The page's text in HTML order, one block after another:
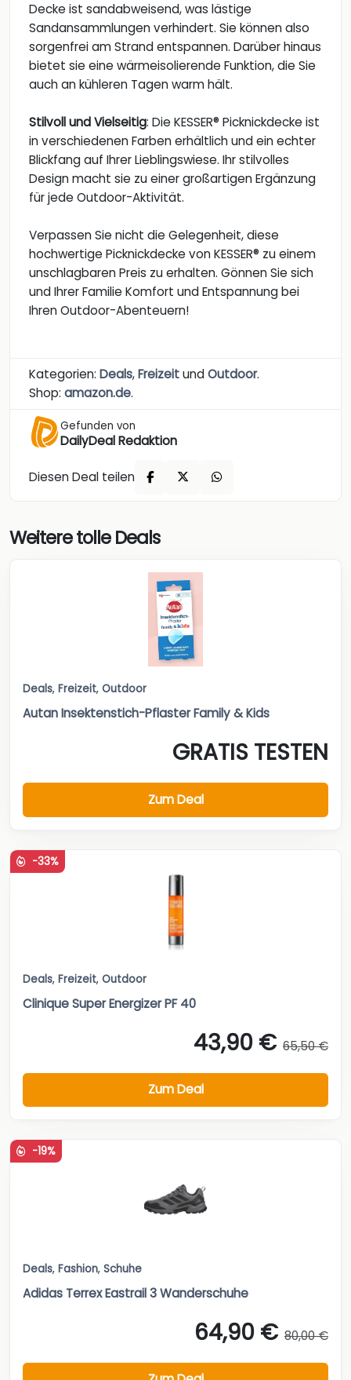
Decke ist sandabweisend, was lästige
Sandansammlungen verhindert. Sie können also
sorgenfrei am Strand entspannen. Darüber hinaus
bietet sie eine wärmeisolierende Funktion, die Sie
auch an kühleren Tagen warm hält.
Stilvoll und Vielseitig: Die KESSER® Picknickdecke ist
in verschiedenen Farben erhältlich und ein echter
Blickfang auf Ihrer Lieblingswiese. Ihr stilvolles
Design macht sie zu einer großartigen Ergänzung
für jede Outdoor-Aktivität.
Verpassen Sie nicht die Gelegenheit, diese
hochwertige Picknickdecke von KESSER® zu einem
unschlagbaren Preis zu erhalten. Gönnen Sie sich
und Ihrer Familie Komfort und Entspannung bei
Ihren Outdoor-Abenteuern!
Kategorien: Deals,FreizeitundOutdoor.
Shop: amazon.de.
Gefunden von
DailyDeal Redaktion
Diesen Deal teilen
Weitere tolle Deals
Deals, Freizeit, Outdoor
Autan Insektenstich-Pflaster Family & Kids
GRATIS TESTEN
Zum Deal
-33%
Deals, Freizeit, Outdoor
Clinique Super Energizer PF 40
43,90 € 65,50 €
Zum Deal
-19%
Deals, Fashion, Schuhe
Adidas Terrex Eastrail 3 Wanderschuhe
64,90 € 80,00 €